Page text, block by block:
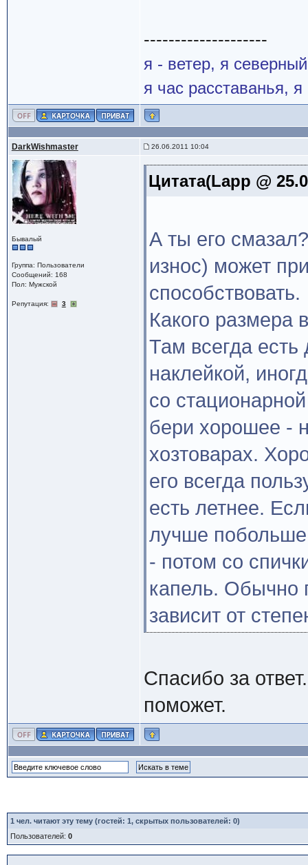
--------------------
я - ветер, я
я час расставанья,
DarkWishmaster 26.06.2011 10:04
Бывалый
Группа: Пользователи
Сообщений: 168
Пол: Мужской
Репутация: 3
Цитата(Lapp @
А ты его
износ) может
способствовать.
Какого размера
Там всегда есть
наклейкой,
со
бери хорошее -
хозтоварах.
его всегда
есть летнее.
лучше побольше
- потом со
капель. Обычно
зависит от
Спасибо за
поможет.
1 чел. читают эту тему (гостей: 1, скрытых пользователей: 0)
Пользователей: 0